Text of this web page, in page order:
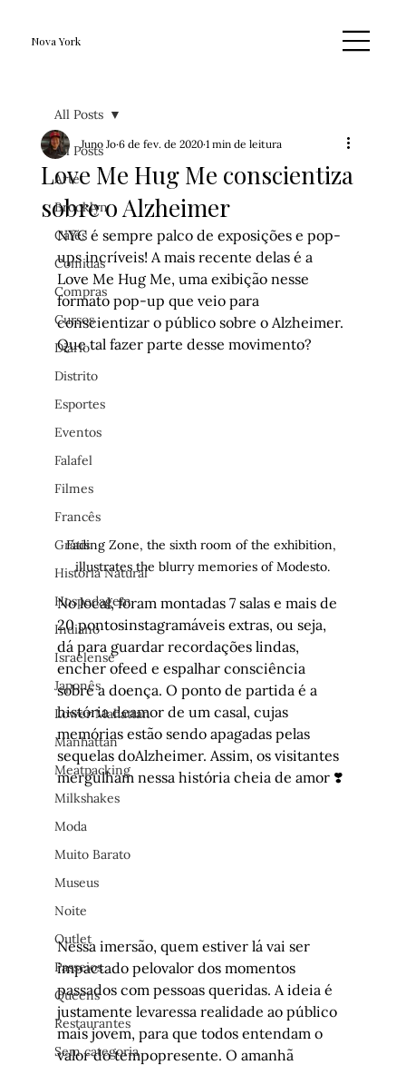
Nova York
All Posts
Arte
Brooklyn
Cafés
Comidas
Compras
Cursos
Diário
Distrito
Esportes
Eventos
Falafel
Filmes
Francês
Grátis
História Natural
Hospedagem
Indiano
Israelense
Japonês
Lower Mahattan
Manhattan
Meatpacking
Milkshakes
Moda
Muito Barato
Museus
Noite
Outlet
Passeios
Queens
Restaurantes
Sem categoria
All Posts
Love Me Hug Me conscientiza
sobre o Alzheimer
Juno Jo 6 de fev. de 2020 1 min de leitura
NYC é sempre palco de exposições e pop-
ups incríveis! A mais recente delas é a
Love Me Hug Me, uma exibição nesse
formato pop-up que veio para
conscientizar o público sobre o Alzheimer.
Que tal fazer parte desse movimento?
Fading Zone, the sixth room of the exhibition,
illustrates the blurry memories of Modesto.
No local, foram montadas 7 salas e mais de
20 pontosinstagramáveis extras, ou seja,
dá para guardar recordações lindas,
encher ofeed e espalhar consciência
sobre a doença. O ponto de partida é a
história deamor de um casal, cujas
memórias estão sendo apagadas pelas
sequelas doAlzheimer. Assim, os visitantes
mergulham nessa história cheia de amor ❣️
Nessa imersão, quem estiver lá vai ser
impactado pelovalor dos momentos
passados com pessoas queridas. A ideia é
justamente levaressa realidade ao público
mais jovem, para que todos entendam o
valor do tempopresente. O amanhã